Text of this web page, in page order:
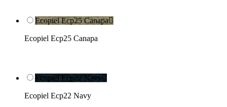
Ecopiel Ecp25 Canapa
Ecopiel Ecp25 Canapa
Ecopiel Ecp22 Navy 
Ecopiel Ecp22 Navy